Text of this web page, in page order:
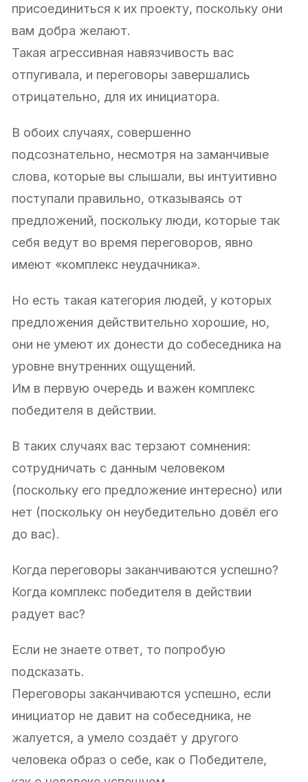
присоединиться к их проекту, поскольку они
вам добра желают.
Такая агрессивная навязчивость вас
отпугивала, и переговоры завершались
отрицательно, для их инициатора.
В обоих случаях, совершенно
подсознательно, несмотря на заманчивые
слова, которые вы слышали, вы интуитивно
поступали правильно, отказываясь от
предложений, поскольку люди, которые так
себя ведут во время переговоров, явно
имеют «комплекс неудачника».
Но есть такая категория людей, у которых
предложения действительно хорошие, но,
они не умеют их донести до собеседника на
уровне внутренних ощущений.
Им в первую очередь и важен комплекс
победителя в действии.
В таких случаях вас терзают сомнения:
сотрудничать с данным человеком
(поскольку его предложение интересно) или
нет (поскольку он неубедительно довёл его
до вас).
Когда переговоры заканчиваются успешно?
Когда комплекс победителя в действии
радует вас?
Если не знаете ответ, то попробую
подсказать.
Переговоры заканчиваются успешно, если
инициатор не давит на собеседника, не
жалуется, а умело создаёт у другого
человека образ о себе, как о Победителе,